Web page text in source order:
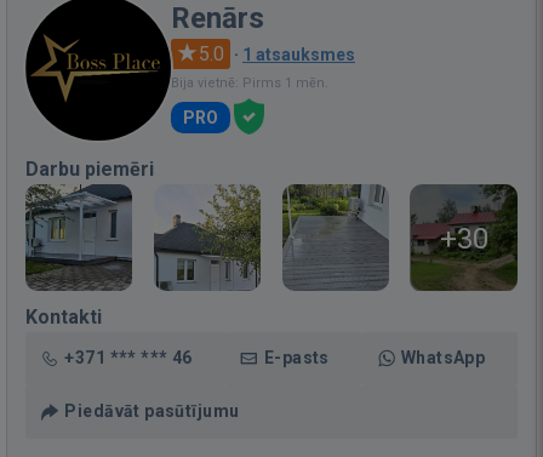
Renārs
5.0 · 1 atsauksmes
Bija vietnē: Pirms 1 mēn.
PRO
Darbu piemēri
+30
Kontakti
+371 *** *** 46 E-pasts WhatsApp
Piedāvāt pasūtījumu